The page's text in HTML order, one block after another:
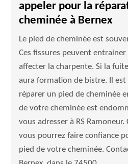
appeler pour la
cheminée à Bernex
Le pied de cheminée est
Ces fissures peuvent
affecter la charpente. Si la
aura formation de bistre. Il
réparer un pied de cheminée
de votre cheminée est
vous adresser à RS
vous pourrez faire confiance
pied de votre cheminée.